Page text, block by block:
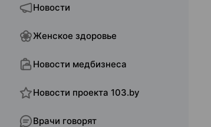
Новости
Женское здоровье
Новости медбизнеса
Новости проекта 103.by
Врачи говорят